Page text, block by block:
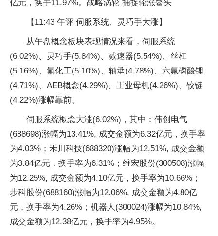
亿元，换手11.97%。战略涡轮 捕捉轮涨鳌头
【11:43 午评 伺服系统、灵巧手大涨】
从午盘概念板块表现情况来看，伺服系统
(6.02%)、灵巧手(5.84%)、减速器(5.54%)、丝杠
(5.16%)、氟化工(5.10%)、轴承(4.78%)、六氟磷酸锂
(4.71%)、AEB概念(4.29%)、工业母机(4.26%)、铰链
(4.22%)涨幅靠前。
伺服系统概念大涨(6.02%)，其中：伟创电气
(688698)涨幅为13.41%, 成交金额为6.32亿元，换手率
为4.03%；禾川科技(688320)涨幅为12.51%, 成交金额
为3.84亿元，换手率为6.31%；维宏股份(300508)涨幅
为12.25%, 成交金额为4.10亿元，换手率为10.66%；
步科股份(688160)涨幅为12.06%, 成交金额为4.80亿
元，换手率为4.26%；机器人(300024)涨幅为10.84%,
成交金额为12.38亿元，换手率为4.95%。